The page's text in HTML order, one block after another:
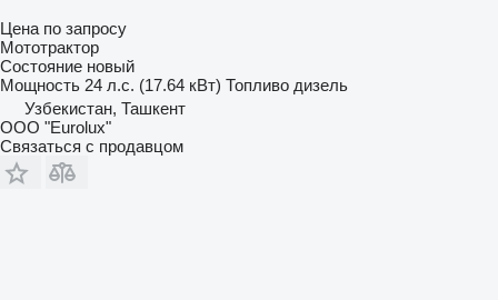
Цена по запросу
Мототрактор
Состояние новый
Мощность 24 л.с. (17.64 кВт) Топливо дизель
Узбекистан, Ташкент
ООО "Eurolux"
Связаться с продавцом